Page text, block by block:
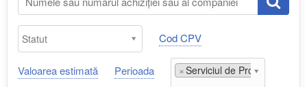
Cod CPV
Valoarea estimată Perioada ×Serviciul de Protecție și